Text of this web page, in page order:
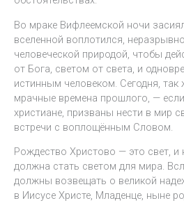
Во мраке Вифлеемской ночи
вселенной воплотился,
человеческой природой, чтобы
от Бога, светом от света, и
истинным человеком. Сегодня, так
мрачные времена прошлого, —
христиане, призваны нести в мир
встречи с воплощённым Словом.
Рождество Христово — это свет, и
должна стать светом для мира.
должны возвещать о великой
в Иисусе Христе, Младенце, ныне